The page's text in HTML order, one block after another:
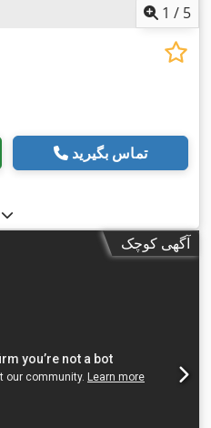
1 / 5
تماس بگیرید
آگهی کوچک